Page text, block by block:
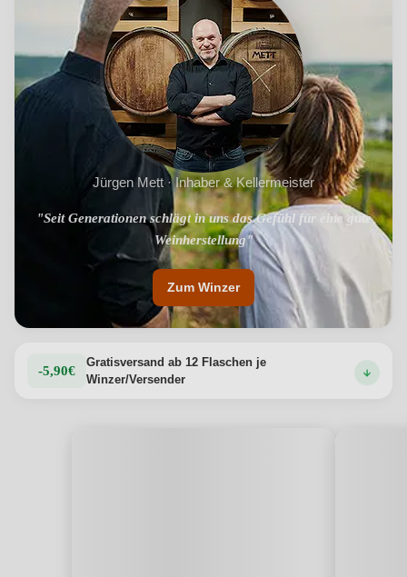
Jürgen Mett · Inhaber & Kellermeister
"Seit Generationen schlägt in uns das Gefühl für eine gute
Weinherstellung"
Zum Winzer
-5,90€
Gratisversand ab 12 Flaschen je
Winzer/Versender